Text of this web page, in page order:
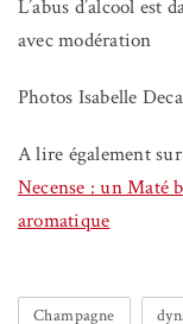
L’abus d’alcool est
avec modération
Photos Isabelle
A lire également
Necense : un Maté
aromatique
Champagne